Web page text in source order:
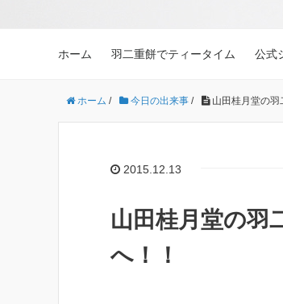
ホーム 羽二重餅でティータイム 公式
ホーム / 今日の出来事 / 山田桂月堂の羽
2015.12.13
山田桂月堂の羽
へ！！